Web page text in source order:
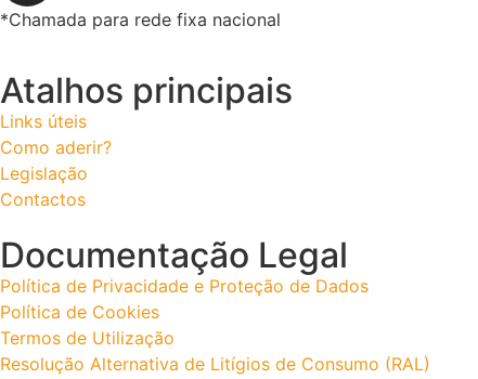
*Chamada para rede fixa nacional
Atalhos principais
Links úteis
Como aderir?
Legislação
Contactos
Documentação Legal
Política de Privacidade e Proteção de Dados
Política de Cookies
Termos de Utilização
Resolução Alternativa de Litígios de Consumo (RAL)